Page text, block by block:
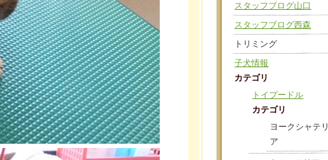
スタッフブログ山口
スタッフブログ西森
トリミング
子犬情報
カテゴリ
トイプードル
カテゴリ
ヨークシャテリ
ア